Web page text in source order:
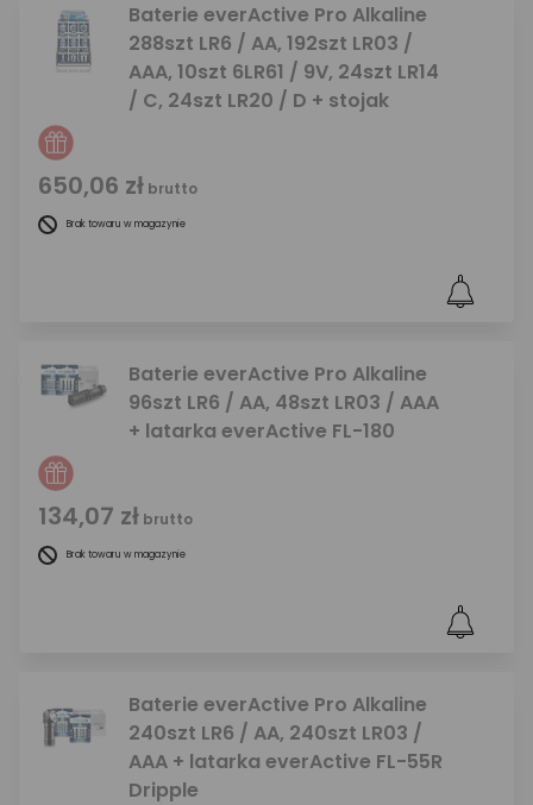
Baterie everActive Pro Alkaline
288szt LR6 / AA, 192szt LR03 /
AAA, 10szt 6LR61 / 9V, 24szt LR14
/ C, 24szt LR20 / D + stojak
650,06 zł brutto
Brak towaru w magazynie
Baterie everActive Pro Alkaline
96szt LR6 / AA, 48szt LR03 / AAA
+ latarka everActive FL-180
134,07 zł brutto
Brak towaru w magazynie
Baterie everActive Pro Alkaline
240szt LR6 / AA, 240szt LR03 /
AAA + latarka everActive FL-55R
Dripple